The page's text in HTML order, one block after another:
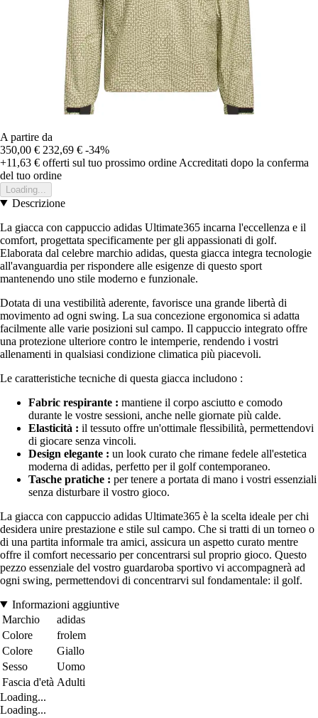
A partire da
350,00 € 232,69 € -34%
+11,63 € offerti sul tuo prossimo ordine Accreditati dopo la conferma
del tuo ordine
Loading...
Descrizione
La giacca con cappuccio adidas Ultimate365 incarna l'eccellenza e il
comfort, progettata specificamente per gli appassionati di golf.
Elaborata dal celebre marchio adidas, questa giacca integra tecnologie
all'avanguardia per rispondere alle esigenze di questo sport
mantenendo uno stile moderno e funzionale.
Dotata di una vestibilità aderente, favorisce una grande libertà di
movimento ad ogni swing. La sua concezione ergonomica si adatta
facilmente alle varie posizioni sul campo. Il cappuccio integrato offre
una protezione ulteriore contro le intemperie, rendendo i vostri
allenamenti in qualsiasi condizione climatica più piacevoli.
Le caratteristiche tecniche di questa giacca includono :
Fabric respirante : mantiene il corpo asciutto e comodo
durante le vostre sessioni, anche nelle giornate più calde.
Elasticità : il tessuto offre un'ottimale flessibilità, permettendovi
di giocare senza vincoli.
Design elegante : un look curato che rimane fedele all'estetica
moderna di adidas, perfetto per il golf contemporaneo.
Tasche pratiche : per tenere a portata di mano i vostri essenziali
senza disturbare il vostro gioco.
La giacca con cappuccio adidas Ultimate365 è la scelta ideale per chi
desidera unire prestazione e stile sul campo. Che si tratti di un torneo o
di una partita informale tra amici, assicura un aspetto curato mentre
offre il comfort necessario per concentrarsi sul proprio gioco. Questo
pezzo essenziale del vostro guardaroba sportivo vi accompagnerà ad
ogni swing, permettendovi di concentrarvi sul fondamentale: il golf.
Informazioni aggiuntive
Marchio
adidas
Colore
frolem
Colore
Giallo
Sesso
Uomo
Fascia d'età Adulti
Loading...
Loading...